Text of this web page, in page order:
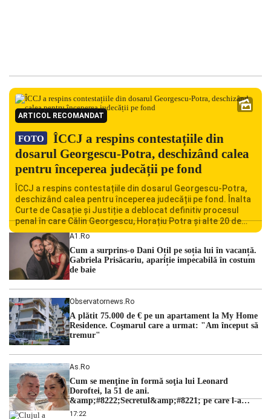
ARTICOL RECOMANDAT
FOTO
ÎCCJ a respins contestațiile din
dosarul Georgescu-Potra, deschizând calea
pentru începerea judecății pe fond
ÎCCJ a respins contestațiile din dosarul Georgescu-Potra,
deschizând calea pentru începerea judecății pe fond. Înalta
Curte de Casație și Justiție a deblocat definitiv procesul
penal în care Călin Georgescu, Horațiu Potra și alte 20 de
persoane sunt acuzați de acțiuni îndreptate împotriva
ordinii constituționale. În ședința din camera preliminară,
judecătorii de la instanța supremă au […]
A1.ro
Cum a surprins-o Dani Oțil pe soția lui în vacanță.
Gabriela Prisăcariu, apariție impecabilă în costum
de baie
Observatornews.ro
A plătit 75.000 de € pe un apartament la My Home
Residence. Coşmarul care a urmat: "Am început să
tremur"
As.ro
Cum se menţine în formă soţia lui Leonard
Doroftei, la 51 de ani.
&amp;#8222;Secretul&amp;#8221; pe care l-a
dezvăluit
17:22